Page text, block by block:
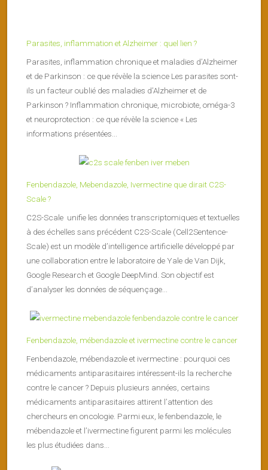
Parasites, inflammation et Alzheimer : quel lien ?
Parasites, inflammation chronique et maladies d’Alzheimer
et de Parkinson : ce que révèle la science Les parasites sont-
ils un facteur oublié des maladies d’Alzheimer et de
Parkinson ? Inflammation chronique, microbiote, oméga-3
et neuroprotection : ce que révèle la science « Les
informations présentées...
Fenbendazole, Mebendazole, Ivermectine que dirait C2S-
Scale ?
C2S-Scale unifie les données transcriptomiques et textuelles
à des échelles sans précédent C2S-Scale (Cell2Sentence-
Scale) est un modèle d’intelligence artificielle développé par
une collaboration entre le laboratoire de Yale de Van Dijk,
Google Research et Google DeepMind. Son objectif est
d’analyser les données de séquençage...
Fenbendazole, mébendazole et ivermectine contre le cancer
Fenbendazole, mébendazole et ivermectine : pourquoi ces
médicaments antiparasitaires intéressent-ils la recherche
contre le cancer ? Depuis plusieurs années, certains
médicaments antiparasitaires attirent l’attention des
chercheurs en oncologie. Parmi eux, le fenbendazole, le
mébendazole et l’ivermectine figurent parmi les molécules
les plus étudiées dans...